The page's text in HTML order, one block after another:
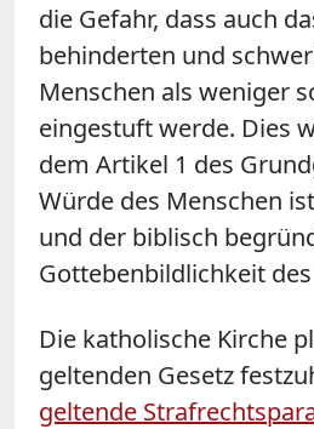
die Gefahr, dass auch
behinderten und
Menschen als weniger
eingestuft werde. Dies
dem Artikel 1 des
Würde des Menschen
und der biblisch
Gottebenbildlichkeit
Die katholische Kirche
geltenden Gesetz
geltende